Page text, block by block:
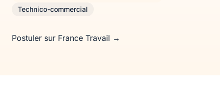
Technico-commercial
Postuler sur France Travail →